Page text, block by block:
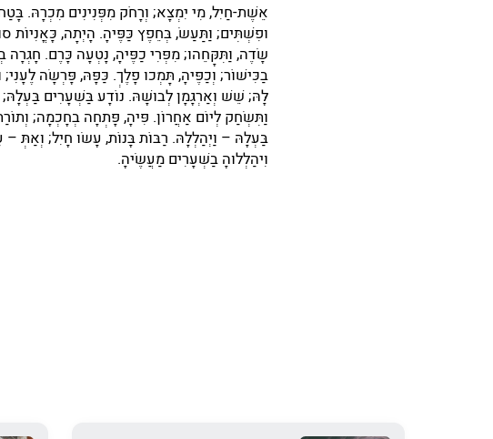
אֵשֶׁת-חַיִל, מִי יִמְצָא; וְרָחֹק מִפְּנִינִים מִכְרָהּ.
וּפִשְׁתִּים; וַתַּעַשׂ, בְּחֵפֶץ כַּפֶּיהָ. הָיְתָה, כָּאֳנִיּוֹת
שָׂדֶה, וַתִּקָּחֵהוּ; מִפְּרִי כַפֶּיהָ, נָטְעָה כָּרֶם. חָגְרָה
בַכִּישׁוֹר; וְכַפֶּיהָ, תָּמְכוּ פָלֶךְ. כַּפָּהּ, פָּרְשָׂה
לָּהּ; שֵׁשׁ וְאַרְגָּמָן לְבוּשָׁהּ. נוֹדָע בַּשְּׁעָרִים בַּעְלָהּ;
וַתִּשְׂחַק לְיוֹם אַחֲרוֹן. פִּיהָ, פָּתְחָה בְחָכְמָה;
בַּעְלָהּ – וַיְהַלְלָהּ. רַבּוֹת בָּנוֹת, עָשׂוּ חָיִל; וְאַתְּ
וִיהַלְלוּהָ בַשְּׁעָרִים מַעֲשֶׂיהָ.